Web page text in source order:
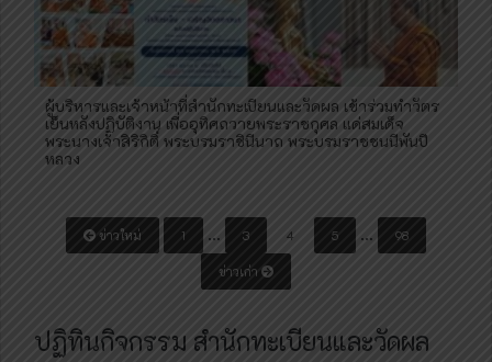
ผู้บริหารและเจ้าหน้าที่สำนักทะเบียนและวัดผล เข้าร่วมทำวัตร
เย็นหลังปฏิบัติงาน เพื่ออุทิศถวายพระราชกุศล แด่สมเด็จ
พระนางเจ้าสิริกิติ์ พระบรมราชินีนาถ พระบรมราชชนนีพันปี
หลวง
t
ข่าวใหม่ 1 … 3 4 5 … 98
ข่าวเก่า
ปฏิทินกิจกรรม สำนักทะเบียนและวัดผล